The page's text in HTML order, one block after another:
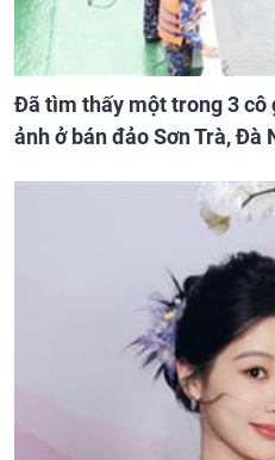
Đã tìm thấy một trong 3 cô
ảnh ở bán đảo Sơn Trà, Đà